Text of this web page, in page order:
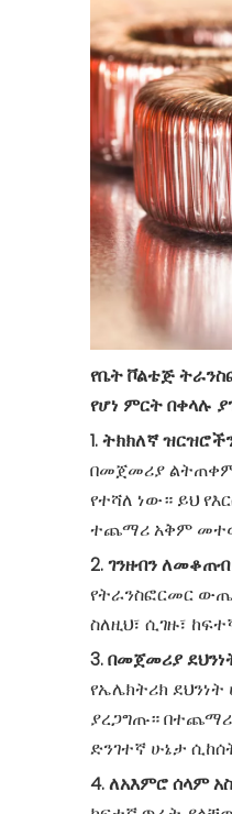
የቤት ቮልቴጅ
የሆነ ምርት በቀላሉ
1. ትክክለኛ
በመጀመሪያ
የተሻለ ነው። ይህ
ተጨማሪ አቅም
2. ገንዘብን
የትራንስፎርመር
ስለዚህ፣ ሲገዙ፣
3. በመጀመሪያ
የኤሌክትሪክ
ያረጋግጡ።
ድንገተኛ ሁኔታ
4. ለአእምሮ ሰላም